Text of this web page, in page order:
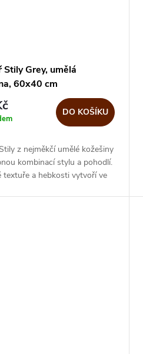
Stily Grey, umělá
60x40 cm
DO KOŠÍKU
z nejměkčí umělé kožešiny
kombinací stylu a pohodlí.
textuře a hebkosti vytvoří ve